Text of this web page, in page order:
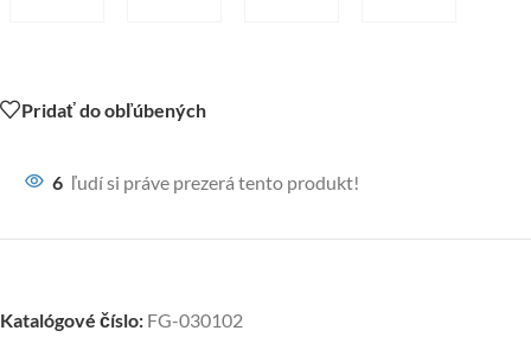
Pridať do obľúbených
6 ľudí si práve prezerá tento produkt!
Katalógové číslo: FG-030102